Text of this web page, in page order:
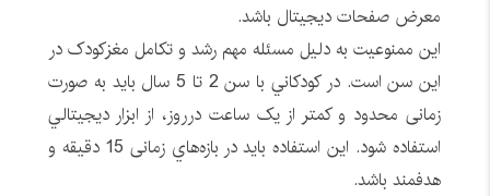
معرض صفحات ديجيتال باشد.
اين ممنوعيت به دليل مسئله مهم رشد و تکامل مغزکودک در
اين سن است. در کودکاني با سن 2 تا 5 سال بايد به صورت
زمانی محدود و کمتر از یک ساعت درروز، از ابزار ديجيتالي
استفاده شود. اين استفاده بايد در بازه‌هاي زمانی 15 دقيقه و
هدفمند باشد.